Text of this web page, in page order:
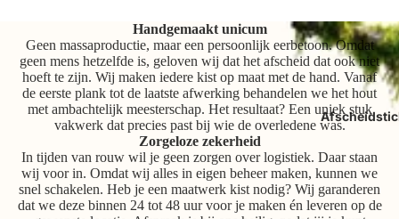
Handgemaakt unicum
Geen massaproductie, maar een persoonlijk eerbetoon. Omdat
geen mens hetzelfde is, geloven wij dat het afscheid dat ook niet
hoeft te zijn. Wij maken iedere kist op maat met de hand. Vanaf
de eerste plank tot de laatste afwerking behandelen we het hout
met ambachtelijk meesterschap. Het resultaat? Een uniek stuk
vakwerk dat precies past bij wie de overledene was.
Zorgeloze zekerheid
In tijden van rouw wil je geen zorgen over logistiek. Daar staan
wij voor in. Omdat wij alles in eigen beheer maken, kunnen we
snel schakelen. Heb je een maatwerk kist nodig? Wij garanderen
dat we deze binnen 24 tot 48 uur voor je maken én leveren op de